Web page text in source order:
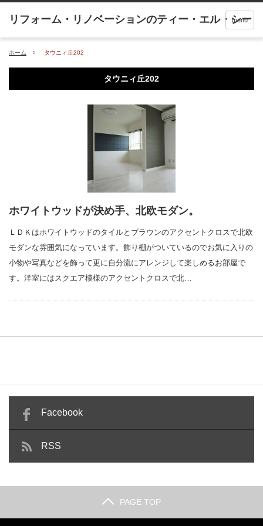
menu
ホーム タウニィ丘202
タウニィ丘202
ホワイトウッドが決め手、北欧モダン。
ＬＤＫはホワイトウッドのタイルとブラウンのアクセントクロスで北欧
モダンな雰囲気になっています。飾り棚がついているのでお気に入りの
小物や写真などを飾って更に自分流にアレンジして楽しめるお部屋で
す。洋室にはスクエア模様のアクセントクロスで北…
Facebook
RSS
PAGE TOP